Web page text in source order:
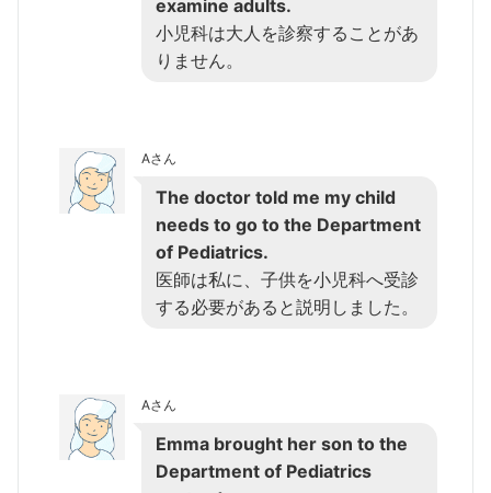
examine adults.
小児科は大人を診察することがあ
りません。
Aさん
The doctor told me my child
needs to go to the Department
of Pediatrics.
医師は私に、子供を小児科へ受診
する必要があると説明しました。
Aさん
Emma brought her son to the
Department of Pediatrics